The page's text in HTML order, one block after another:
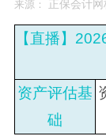
来源： 正保会计网
【直播】
资产评估基
础